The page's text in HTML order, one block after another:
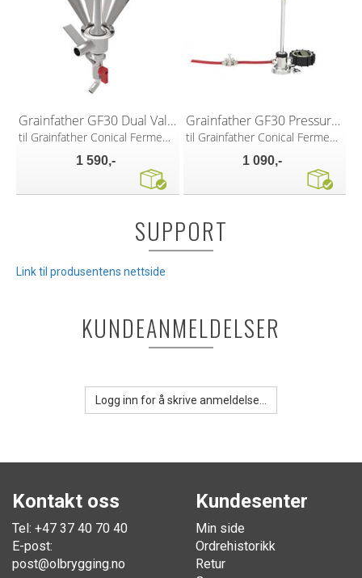
Grainfather GF30 Dual Valve
til Grainfather Conical Fermenter
1 590,-
Grainfather GF30 Pressure transfer
til Grainfather Conical Fermenter
1 090,-
SUPPORT
Link til produsentens nettside
KUNDEANMELDELSER
Logg inn for å skrive anmeldelse...
Kontakt oss
Tel: +47 37 40 70 40
E-post:
post@olbrygging.no
Kundesenter
Min side
Ordrehistorikk
Retur